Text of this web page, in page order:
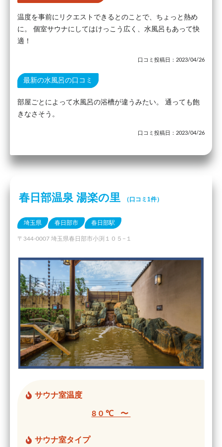
温度を事前にリクエストできるとのことで、ちょっと熱め
に。 個室サウナにしてはけっこう広く、水風呂もあって快
適！
口コミ投稿日：2023/04/26
最新の水風呂の口コミ
部屋ごとによって水風呂の浴槽が違うみたい。 通っても飽
きなさそう。
口コミ投稿日：2023/04/26
春日部温泉 湯楽の里 （口コミ1件）
埼玉県 春日部市 春日部駅
〒344-0007 埼玉県春日部市小渕１０５−１
サウナ室温度
80℃ 〜
サウナ室タイプ